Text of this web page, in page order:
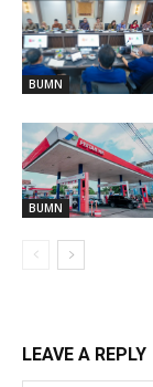
BUMN
BUMN
LEAVE A REPLY